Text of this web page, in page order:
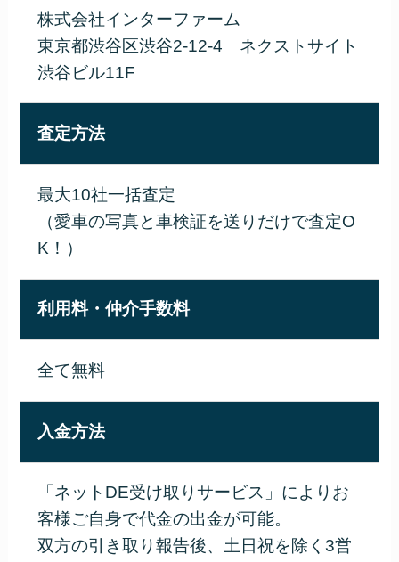
株式会社インターファーム
東京都渋谷区渋谷2-12-4 ネクストサイト
渋谷ビル11F
査定方法
最大10社一括査定
（愛車の写真と車検証を送りだけで査定O
K！）
利用料・仲介手数料
全て無料
入金方法
「ネットDE受け取りサービス」によりお
客様ご自身で代金の出金が可能。
双方の引き取り報告後、土日祝を除く3営